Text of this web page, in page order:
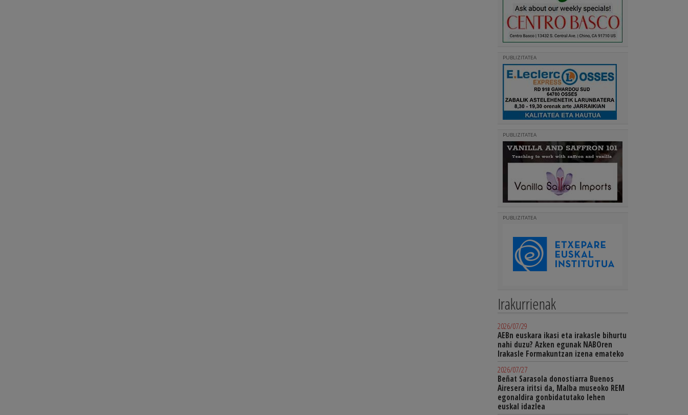
PUBLIZITATEA
PUBLIZITATEA
PUBLIZITATEA
Irakurrienak
2026/07/29
AEBn euskara ikasi eta irakasle bihurtu
nahi duzu? Azken egunak NABOren
Irakasle Formakuntzan izena emateko
2026/07/27
Beñat Sarasola donostiarra Buenos
Airesera iritsi da, Malba museoko REM
egonaldira gonbidatutako lehen
euskal idazlea